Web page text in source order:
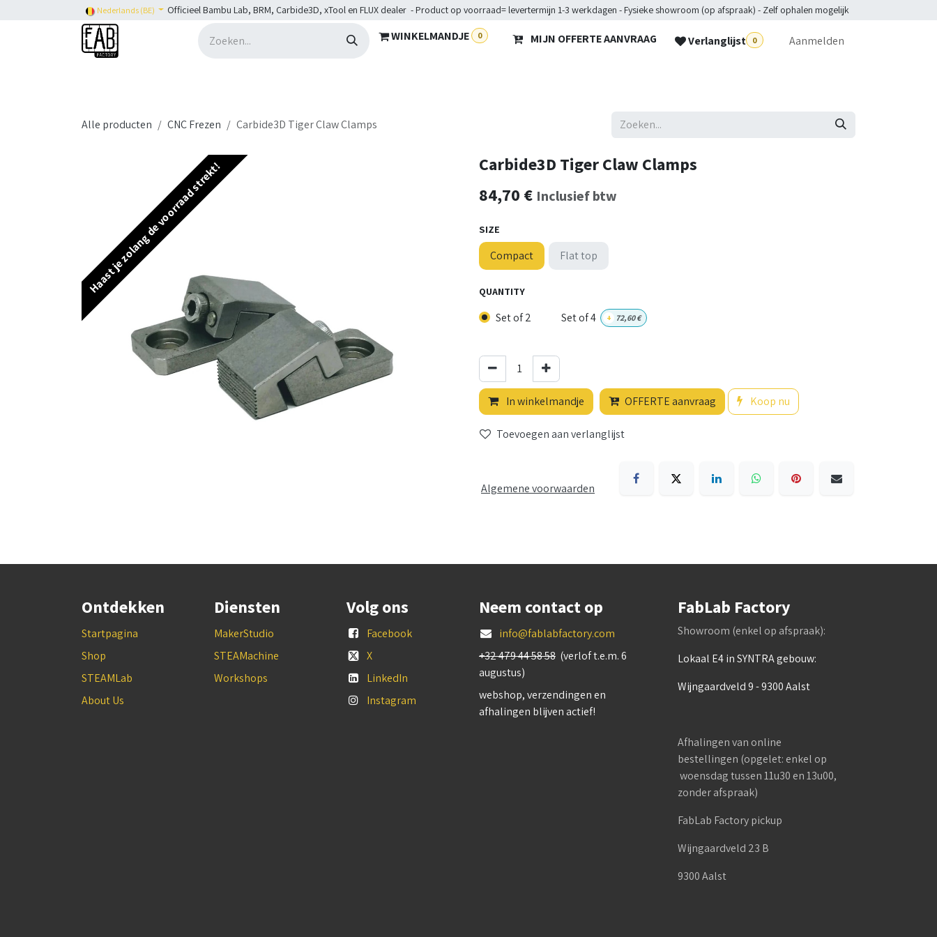
Overslaan naar inhoudNederlands (BE) Officieel Bambu Lab, BRM, Carbide3D, xTool en FLUX dealer - Product op voorraad= levertermijn 1-3 werkdagen - Fysieke showroom (op afspraak) - Zelf ophalen mogelijk
WINKELMANDJE 0 MIJN OFFERTE AANVRAAG Verlanglijst 0 Aanmelden
Alle producten CNC Frezen Carbide3D Tiger Claw Clamps
Haast je zolang de voorraad strekt!
Carbide3D Tiger Claw Clamps
84,70 € Inclusief btw
SIZE
Compact Flat top
QUANTITY
Set of 2 Set of 4 + 72,60€
In winkelmandje OFFERTE aanvraag Koop nu
Toevoegen aan verlanglijst
Algemene voorwaarden
Ontdekken
Startpagina
Shop
STEAMLab
About Us
Diensten
MakerStudio
STEAMachine
Workshops
Volg ons
Facebook
X
LinkedIn
Instagram
Neem contact op
info@fablabfactory.com
+32 479 44 58 58 (verlof t.e.m. 6
augustus)
webshop, verzendingen en
afhalingen blijven actief!
FabLab Factory
Showroom (enkel op afspraak):
Lokaal E4 in SYNTRA gebouw:
Wijngaardveld 9 - 9300 Aalst
Afhalingen van online
bestellingen (opgelet: enkel op
woensdag tussen 11u30 en 13u00,
zonder afspraak)
FabLab Factory pickup
Wijngaardveld 23 B
9300 Aalst